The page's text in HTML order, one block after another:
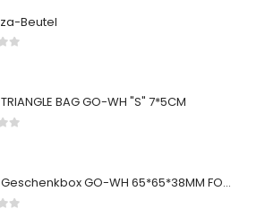
Beutel
TRIANGLE BAG GO-WH "S" 7*5CM
BERNS Geschenkbox GO-WH 65*65*38MM FOR SMALL SETS